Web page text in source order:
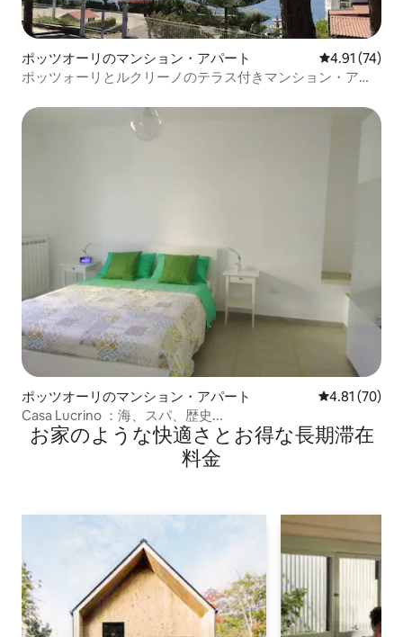
ポッツオーリのマンション・アパート レビュー74
4.91 (74)
ポッツォーリとルクリーノのテラス付きマンション・アパ
ポッツオーリのマンション・アパート レビュー70
4.81 (70)
Casa Lucrino ：海、スパ、歴史...
お家のような快⁠適⁠さ⁠とお⁠得⁠な長⁠期⁠滞⁠在
料⁠金